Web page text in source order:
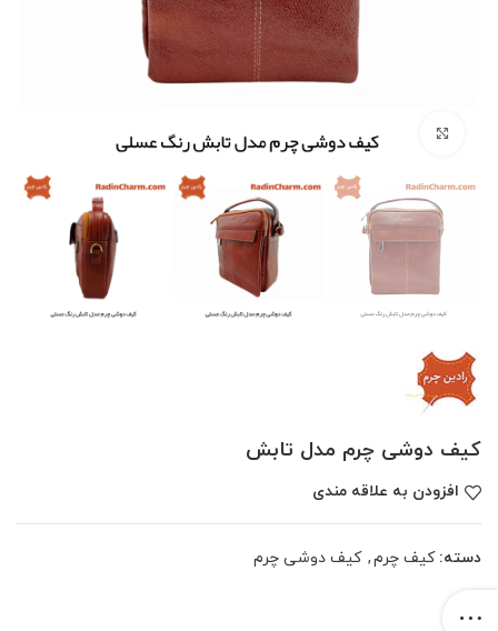
بزرگنمایی تصویر
کیف دوشی چرم مدل تابش
افزودن به علاقه مندی
دسته: کیف چرم, کیف دوشی چرم